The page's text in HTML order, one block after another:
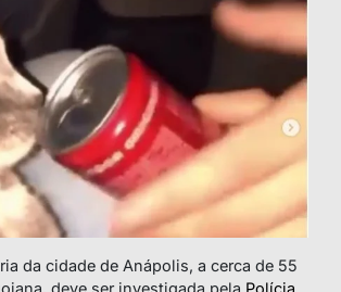
da cidade de Anápolis, a cerca de 55